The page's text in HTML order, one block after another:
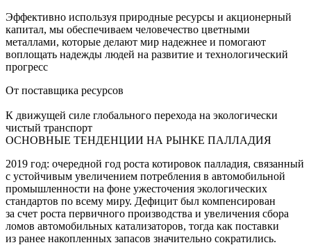
Эффективно используя природные ресурсы и акционерный
капитал, мы обеспечиваем человечество цветными
металлами, которые делают мир надежнее и помогают
воплощать надежды людей на развитие и технологический
прогресс
От поставщика ресурсов
К движущей силе глобального перехода на экологически
чистый транспорт
ОСНОВНЫЕ ТЕНДЕНЦИИ НА РЫНКЕ ПАЛЛАДИЯ
2019 год: очередной год роста котировок палладия, связанный
с устойчивым увеличением потребления в автомобильной
промышленности на фоне ужесточения экологических
стандартов по всему миру. Дефицит был компенсирован
за счет роста первичного производства и увеличения сбора
ломов автомобильных катализаторов, тогда как поставки
из ранее накопленных запасов значительно сократились.